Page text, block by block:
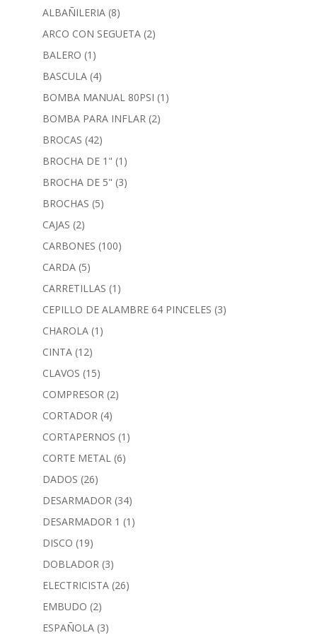
ALBAÑILERIA (8)
ARCO CON SEGUETA (2)
BALERO (1)
BASCULA (4)
BOMBA MANUAL 80PSI (1)
BOMBA PARA INFLAR (2)
BROCAS (42)
BROCHA DE 1" (1)
BROCHA DE 5" (3)
BROCHAS (5)
CAJAS (2)
CARBONES (100)
CARDA (5)
CARRETILLAS (1)
CEPILLO DE ALAMBRE 64 PINCELES (3)
CHAROLA (1)
CINTA (12)
CLAVOS (15)
COMPRESOR (2)
CORTADOR (4)
CORTAPERNOS (1)
CORTE METAL (6)
DADOS (26)
DESARMADOR (34)
DESARMADOR 1 (1)
DISCO (19)
DOBLADOR (3)
ELECTRICISTA (26)
EMBUDO (2)
ESPAÑOLA (3)